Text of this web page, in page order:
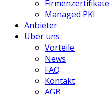
Firmenzertifikate
Managed PKI
Anbieter
Über uns
Vorteile
News
FAQ
Kontakt